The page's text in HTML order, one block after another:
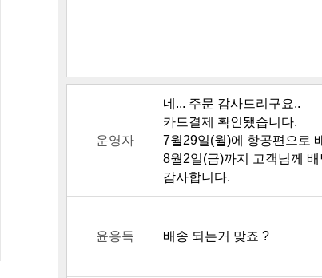
운영자
네... 주문 감사드리구요..
카드결제 확인됐습니다.
7월29일(월)에 항공편으로
8월2일(금)까지 고객님께
감사합니다.
윤용득 배송 되는거 맞죠 ?